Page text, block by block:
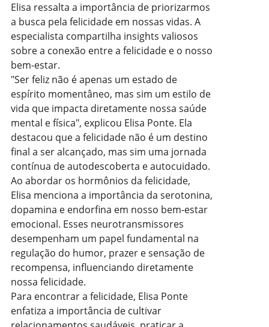
Elisa ressalta a importância de priorizarmos
a busca pela felicidade em nossas vidas. A
especialista compartilha insights valiosos
sobre a conexão entre a felicidade e o nosso
bem-estar.
"Ser feliz não é apenas um estado de
espírito momentâneo, mas sim um estilo de
vida que impacta diretamente nossa saúde
mental e física", explicou Elisa Ponte. Ela
destacou que a felicidade não é um destino
final a ser alcançado, mas sim uma jornada
contínua de autodescoberta e autocuidado.
Ao abordar os hormônios da felicidade,
Elisa menciona a importância da serotonina,
dopamina e endorfina em nosso bem-estar
emocional. Esses neurotransmissores
desempenham um papel fundamental na
regulação do humor, prazer e sensação de
recompensa, influenciando diretamente
nossa felicidade.
Para encontrar a felicidade, Elisa Ponte
enfatiza a importância de cultivar